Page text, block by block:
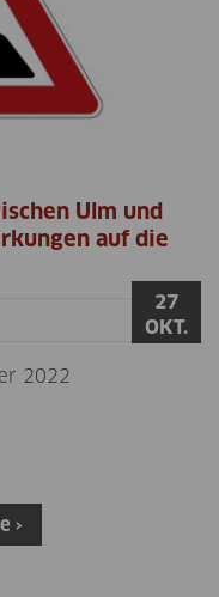
Ulm und
auf die
27
OKT.
2022
›